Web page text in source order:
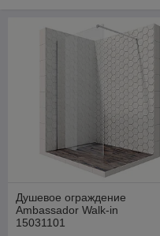
Душевое ограждение
Ambassador Walk-in
15031101